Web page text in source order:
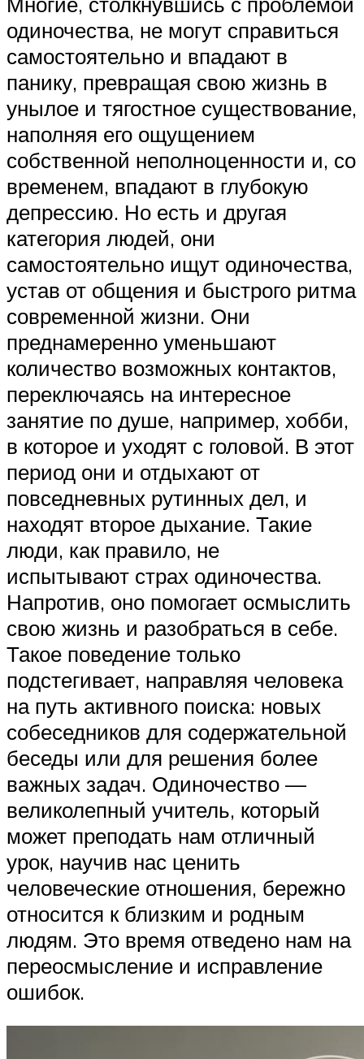
одиночества, не могут справиться
самостоятельно и впадают в
панику, превращая свою жизнь в
унылое и тягостное существование,
наполняя его ощущением
собственной неполноценности и, со
временем, впадают в глубокую
депрессию. Но есть и другая
категория людей, они
самостоятельно ищут одиночества,
устав от общения и быстрого ритма
современной жизни. Они
преднамеренно уменьшают
количество возможных контактов,
переключаясь на интересное
занятие по душе, например, хобби,
в которое и уходят с головой. В этот
период они и отдыхают от
повседневных рутинных дел, и
находят второе дыхание. Такие
люди, как правило, не
испытывают страх одиночества.
Напротив, оно помогает осмыслить
свою жизнь и разобраться в себе.
Такое поведение только
подстегивает, направляя человека
на путь активного поиска: новых
собеседников для содержательной
беседы или для решения более
важных задач. Одиночество —
великолепный учитель, который
может преподать нам отличный
урок, научив нас ценить
человеческие отношения, бережно
относится к близким и родным
людям. Это время отведено нам на
переосмысление и исправление
ошибок.